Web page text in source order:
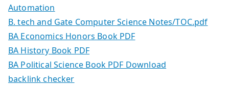
Automation
B. tech and Gate Computer Science Notes/TOC.pdf
BA Economics Honors Book PDF
BA History Book PDF
BA Political Science Book PDF Download
backlink checker